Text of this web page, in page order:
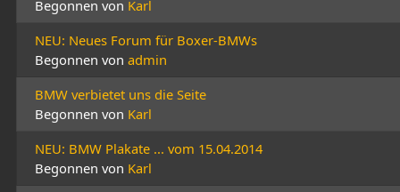
Begonnen von Karl
NEU: Neues Forum für Boxer-BMWs
Begonnen von admin
BMW verbietet uns die Seite
Begonnen von Karl
NEU: BMW Plakate ... vom 15.04.2014
Begonnen von Karl